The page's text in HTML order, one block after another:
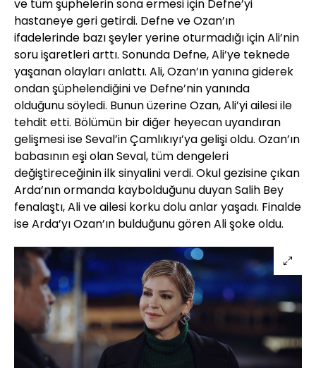
ve tüm şüphelerin sona ermesi için Defne’yi
hastaneye geri getirdi. Defne ve Ozan’ın
ifadelerinde bazı şeyler yerine oturmadığı için Ali’nin
soru işaretleri arttı. Sonunda Defne, Ali’ye teknede
yaşanan olayları anlattı. Ali, Ozan’ın yanına giderek
ondan şüphelendiğini ve Defne’nin yanında
olduğunu söyledi. Bunun üzerine Ozan, Ali’yi ailesi ile
tehdit etti. Bölümün bir diğer heyecan uyandıran
gelişmesi ise Seval’in Çamlıkıyı’ya gelişi oldu. Ozan’ın
babasının eşi olan Seval, tüm dengeleri
değiştireceğinin ilk sinyalini verdi. Okul gezisine çıkan
Arda’nın ormanda kaybolduğunu duyan Salih Bey
fenalaştı, Ali ve ailesi korku dolu anlar yaşadı. Finalde
ise Arda’yı Ozan’ın bulduğunu gören Ali şoke oldu.